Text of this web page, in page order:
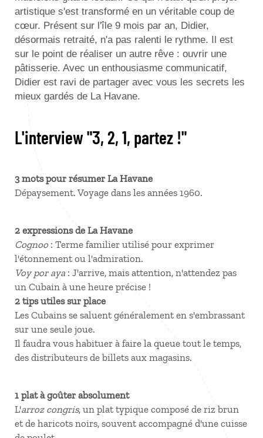
artistique s'est transformé en un véritable coup de
cœur. Présent sur l'île 9 mois par an, Didier,
désormais retraité, n'a pas ralenti le rythme. Il est
sur le point de réaliser un autre rêve : ouvrir une
pâtisserie. Avec un enthousiasme communicatif,
Didier est ravi de partager avec vous les secrets les
mieux gardés de La Havane.
L'interview "3, 2, 1, partez !"
3 mots pour résumer La Havane
Dépaysement. Voyage dans les années 1960.
2 expressions de La Havane
Cognoo: Terme familier utilisé pour exprimer
l'étonnement ou l'admiration.
Voy por aya : J'arrive, mais attention, n'attendez pas
un Cubain à une heure précise !
2 tips utiles sur place
Les Cubains se saluent généralement en s'embrassant
sur une seule joue.
Il faudra vous habituer à faire la queue tout le temps,
des distributeurs de billets aux magasins.
1 plat à goûter absolument
L'arroz congris, un plat typique composé de riz brun
et de haricots noirs, souvent accompagné d'une cuisse